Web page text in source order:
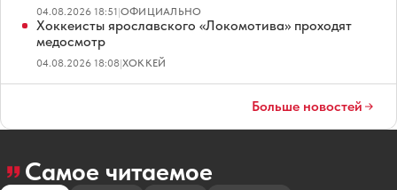
04.08.2026 18:51|ОФИЦИАЛЬНО
Хоккеисты ярославского «Локомотива» проходят
медосмотр
04.08.2026 18:08|ХОККЕЙ
Больше новостей
Самое читаемое